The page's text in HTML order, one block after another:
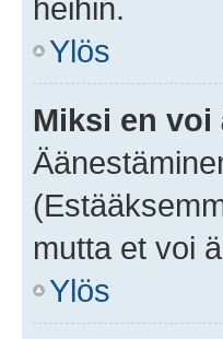
heihin.
Ylös
Miksi en voi
mutta et voi
Ylös